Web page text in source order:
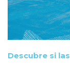
Descubre si